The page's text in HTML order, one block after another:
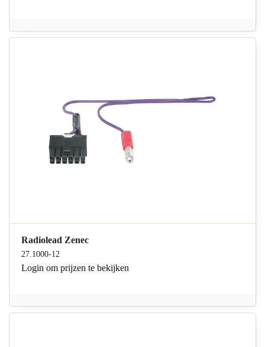
Radiolead Zenec
27.1000-12
Login om prijzen te bekijken